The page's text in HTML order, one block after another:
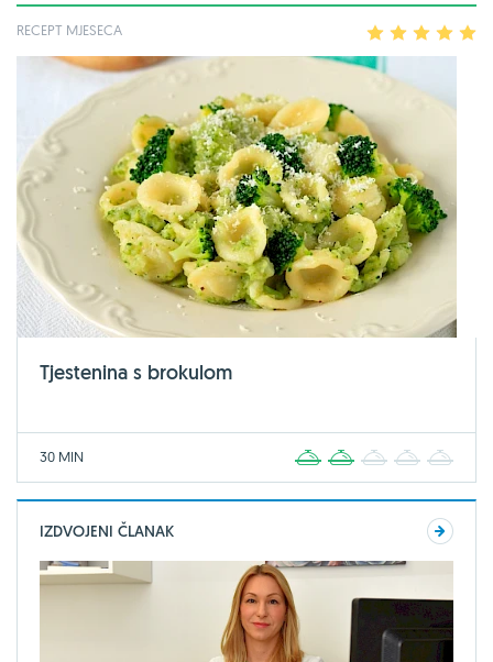
RECEPT MJESECA 2 3 4
Tjestenina s brokulom
30 MIN 2 3 4
IZDVOJENI ČLANAK